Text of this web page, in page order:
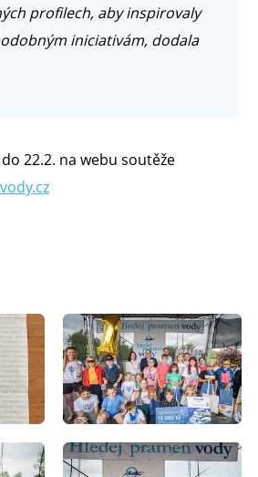
profilech, aby inspirovaly
iniciativám, dodala
22.2. na webu soutěže